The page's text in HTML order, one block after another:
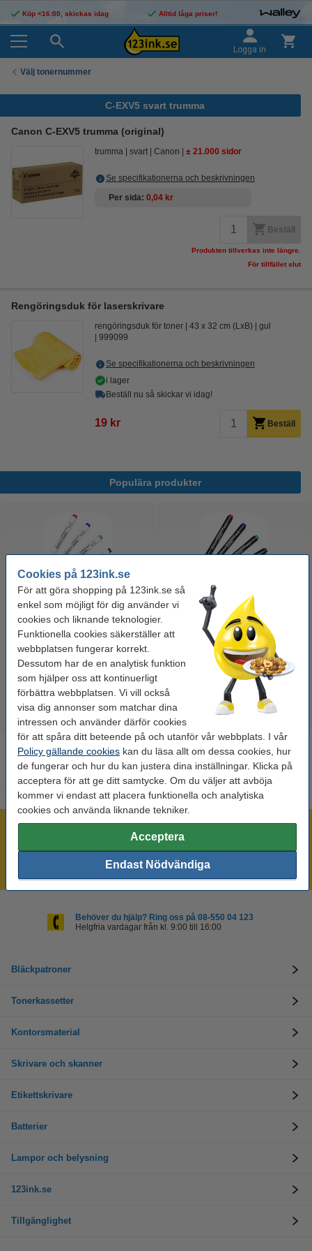
Cookies på 123ink.se
För att göra shopping på 123ink.se så
enkel som möjligt för dig använder vi
cookies och liknande teknologier.
Funktionella cookies säkerställer att
webbplatsen fungerar korrekt.
Dessutom har de en analytisk funktion
som hjälper oss att kontinuerligt
förbättra webbplatsen. Vi vill också
visa dig annonser som matchar dina
intressen och använder därför cookies
för att spåra ditt beteende på och utanför vår webbplats. I vår
Policy gällande cookies kan du läsa allt om dessa cookies, hur
de fungerar och hur du kan justera dina inställningar. Klicka på
acceptera för att ge ditt samtycke. Om du väljer att avböja
kommer vi endast att placera funktionella och analytiska
cookies och använda liknande tekniker.
Acceptera
Endast Nödvändiga
Köp <16:00, skickas idag Alltid låga priser!
Logga in
Välj tonernummer
C-EXV5 svart trumma
Canon C-EXV5 trumma (original)
trumma svart Canon ± 21.000 sidor
Se specifikationerna och beskrivningen
Per sida 0,04 kr
Beställ
Produkten tillverkas inte längre.
För tillfället slut
Rengöringsduk för laserskrivare
rengöringsduk för toner 43 x 32 cm (LxB)
gul
999099
Se specifikationerna och beskrivningen
i lager
Beställ nu så skickar vi idag!
19 kr Beställ
Populära produkter
Whiteboardpenna 2.5mm |
123ink | sorterade färger | 4st
60 kr Inkl. 25% Moms
Märkpenna permanent 2.5mm |
123ink | 4st
50 kr Inkl. 25% Moms
Beställ innan 16:00 så skickar vi idag!
Behöver du hjälp? Ring oss på 08-550 04 123
Helgfria vardagar från kl. 9:00 till 16:00
Bläckpatroner
Tonerkassetter
Kontorsmaterial
Skrivare och skanner
Etikettskrivare
Batterier
Lampor och belysning
123ink.se
Tillgänglighet